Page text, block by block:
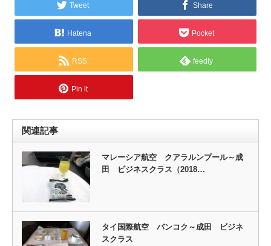
Tweet Share
Hatena Pocket
RSS feedly
Pin it
関連記事
マレーシア航空 クアラルンプール～成
田 ビジネスクラス（2018…
タイ国際航空 バンコク～成田 ビジネ
スクラス